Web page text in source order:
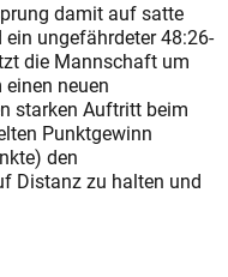
damit auf satte
ungefährdeter 48:26-
die Mannschaft um
neuen
starken Auftritt beim
Punktgewinn
den
Distanz zu halten und